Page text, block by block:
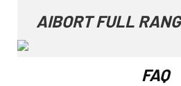
AIBORT FULL
FAQ